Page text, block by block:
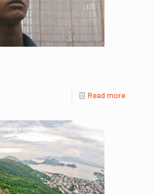
Read more